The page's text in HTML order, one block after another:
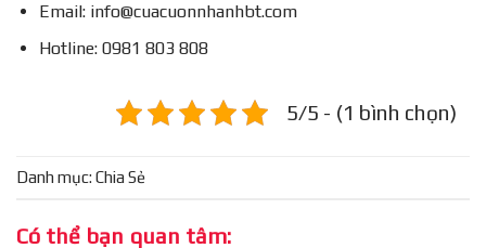
Email: info@cuacuonnhanhbt.com
Hotline: 0981 803 808
5/5 - (1 bình chọn)
Danh mục: Chia Sẻ
Có thể bạn quan tâm: